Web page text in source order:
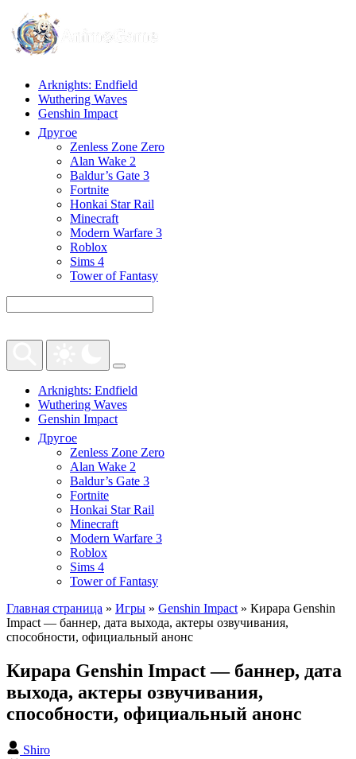
Arknights: Endfield
Wuthering Waves
Genshin Impact
Другое
Zenless Zone Zero
Alan Wake 2
Baldur’s Gate 3
Fortnite
Honkai Star Rail
Minecraft
Modern Warfare 3
Roblox
Sims 4
Tower of Fantasy
Arknights: Endfield
Wuthering Waves
Genshin Impact
Другое
Zenless Zone Zero
Alan Wake 2
Baldur’s Gate 3
Fortnite
Honkai Star Rail
Minecraft
Modern Warfare 3
Roblox
Sims 4
Tower of Fantasy
Главная страница » Игры » Genshin Impact » Кирара Genshin
Impact — баннер, дата выхода, актеры озвучивания,
способности, официальный анонс
Кирара Genshin Impact — баннер, дата
выхода, актеры озвучивания,
способности, официальный анонс
Shiro